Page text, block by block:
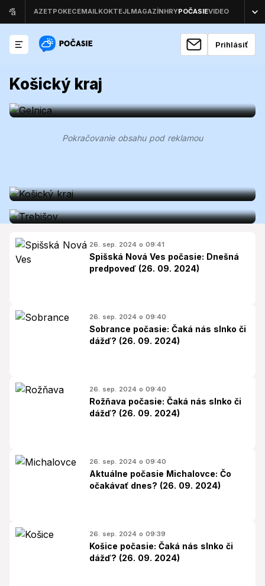
Prihlásiť
Košický kraj
Gelnica
Počasie v Gelnica: Aký bude deň?
(27. 09. 2024)
Pokračovanie obsahu pod reklamou
Počasie Trebišov: Predpoveď na
dnešný deň (26. 09. 2024)
26. sep. 2024 o 09:41
Spišská Nová Ves počasie: Dnešná
predpoveď (26. 09. 2024)
26. sep. 2024 o 09:40
Sobrance počasie: Čaká nás slnko či
dážď? (26. 09. 2024)
26. sep. 2024 o 09:40
Rožňava počasie: Čaká nás slnko či
dážď? (26. 09. 2024)
26. sep. 2024 o 09:40
Aktuálne počasie Michalovce: Čo
očakávať dnes? (26. 09. 2024)
26. sep. 2024 o 09:39
Košice počasie: Čaká nás slnko či
dážď? (26. 09. 2024)